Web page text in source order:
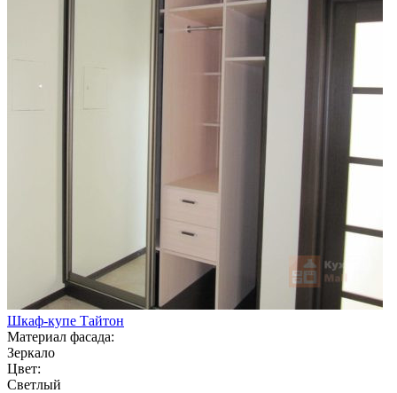
Шкаф-купе Тайтон
Материал фасада:
Зеркало
Цвет:
Светлый